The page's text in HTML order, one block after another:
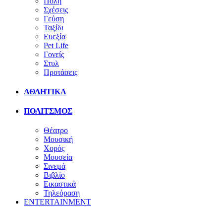
Σχέσεις
Γεύση
Ταξίδι
Ευεξία
Pet Life
Γονείς
Στυλ
Προτάσεις
ΑΘΛΗΤΙΚΑ
ΠΟΛΙΤΣΜΟΣ
Θέατρο
Μουσική
Χορός
Μουσεία
Σινεμά
Βιβλίο
Εικαστικά
Τηλεόραση
ENTERTAINMENT